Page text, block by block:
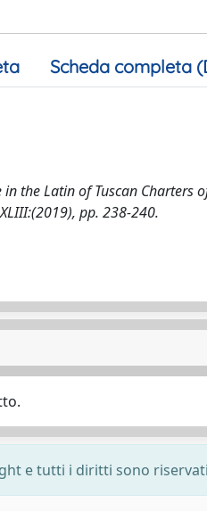
Scheda completa
in the Latin of Tuscan
pp. 238-240.
e tutti i diritti sono